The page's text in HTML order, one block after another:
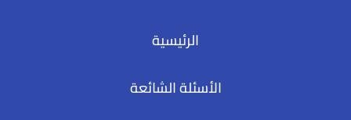
الرئيسية
الأسئلة الشائعة